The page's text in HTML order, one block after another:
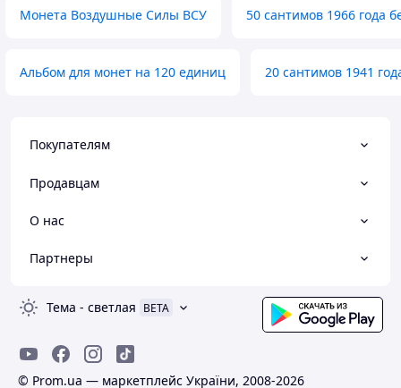
Монета Воздушные Силы ВСУ 50 сантимов 1966 года
Альбом для монет на 120 единиц 20 сантимов 1941
Покупателям
Продавцам
О нас
Партнеры
Тема - светлая BETA
© Prom.ua — маркетплейс України, 2008-2026